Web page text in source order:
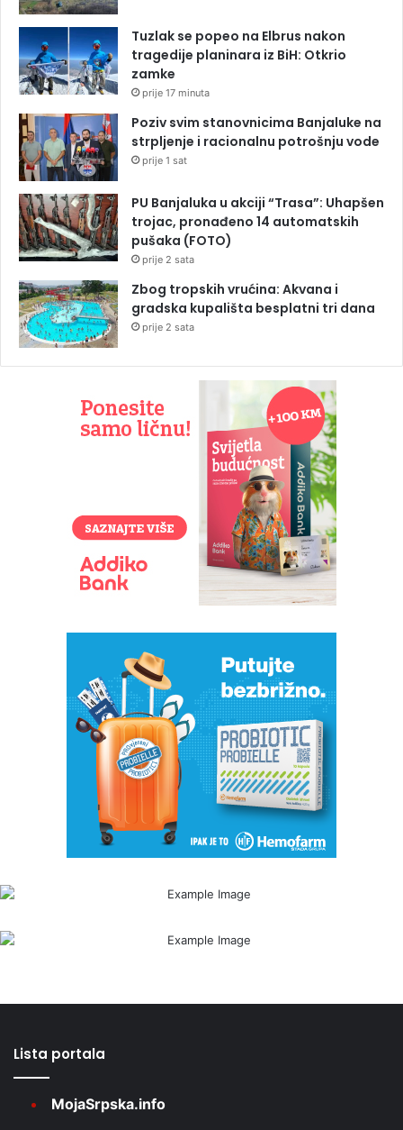
Tuzlak se popeo na Elbrus nakon
tragedije planinara iz BiH: Otkrio
zamke
prije 17 minuta
Poziv svim stanovnicima Banjaluke na
strpljenje i racionalnu potrošnju vode
prije 1 sat
PU Banjaluka u akciji “Trasa”: Uhapšen
trojac, pronađeno 14 automatskih
pušaka (FOTO)
prije 2 sata
Zbog tropskih vrućina: Akvana i
gradska kupališta besplatni tri dana
prije 2 sata
Lista portala
MojaSrpska.info